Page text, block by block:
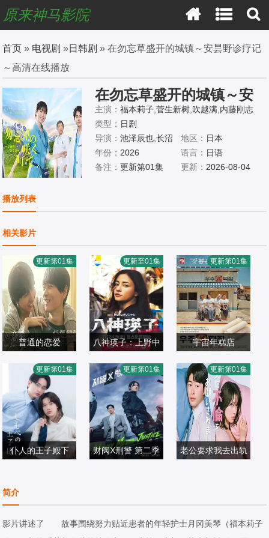
原来神马影院
首页 » 电视剧 »日韩剧 » 在勿忘草盛开的城镇～安昙野诊疗记
～高清在线播放
在勿忘草盛开的城镇～安
昙野诊疗记～
主演：福本莉子,菅生新树,吹越满,内藤刚志
类型： 日剧
导演：池泽辰也,长沼
诚,长尾久美子
地区： 日本
年份： 2026 语言： 日语
备注：更新第01集 更新： 2026-08-04
播放列表
相关影片
普通的恋爱
日韩剧
2026/日本
更新第01集
八神瑛子：上野中
课
哉,高良健吾,池内
博之,小岛健,凉,藤
木直人,奥田瑛二
日韩剧
2026/日本
更新至01集
宇宙年糕店
泳知,安宥真
日韩剧
2026/日本
更新第01集
仆人的王子殿下
藤林泰也,小川史
记,清水海李
日韩剧
2026/日本
更新第01集
财阀X刑警 第二季
豪
2026/韩国
更新第01集
老公要求我去出轨
之,横野堇,中村百
合香,桥本美敦子
2026/日本
更新第01集
简介
影片讲述了 故事围绕努力贴近患者的年轻护士月冈美琴（福本莉子